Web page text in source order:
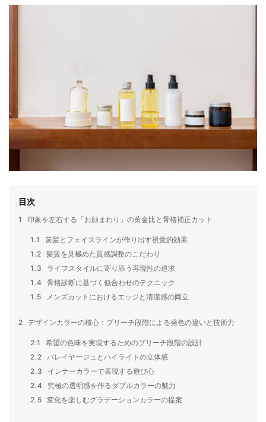
目次
1 印象を左右する「お顔まわり」の黄金比と骨格補正カット
1.1
前髪とフェイスラインが作り出す視覚的効果
1.2 髪質を見極めた質感調整のこだわり
1.3
ライフスタイルに寄り添う再現性の追求
1.4
骨格診断に基づく似合わせのテクニック
1.5
メンズカットにおけるエッジと清潔感の両立
2 デザインカラーの核心：ブリーチ段階による発色の違いと技術力
2.1
希望の色味を実現するためのブリーチ段階の設計
2.2
バレイヤージュとハイライトの立体感
2.3
インナーカラーで表現する遊び心
2.4
究極の透明感を作るダブルカラーの魅力
2.5 変化を楽しむグラデーションカラーの提案